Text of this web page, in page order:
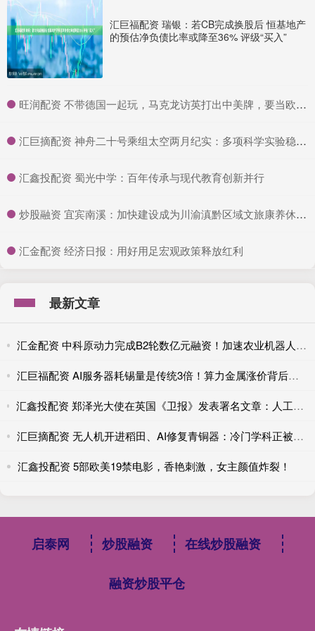
汇巨福配资 瑞银：若CB完成换股后 恒基地产
的预估净负债比率或降至36% 评级“买入”
​旺润配资 不带德国一起玩，马克龙访英打出中美牌，要当欧洲老大_法国_英法_英国
​汇巨摘配资 神舟二十号乘组太空两月纪实：多项科学实验稳步推进，探索宇宙奥秘
​汇鑫投配资 蜀光中学：百年传承与现代教育创新并行
​炒股融资 宜宾南溪：加快建设成为川渝滇黔区域文旅康养休闲旅游目的地
​汇金配资 经济日报：用好用足宏观政策释放红利
最新文章
汇金配资 中科原动力完成B2轮数亿元融资！加速农业机器人规模化应用
汇巨福配资 AI服务器耗锡量是传统3倍！算力金属涨价背后的真实供需账
汇鑫投配资 郑泽光大使在英国《卫报》发表署名文章：人工智能的未来取决于开放合作，中英合作互利共赢
汇巨摘配资 无人机开进稻田、AI修复青铜器：冷门学科正被技术‘破壁’，催生高薪新职业
汇鑫投配资 5部欧美19禁电影，香艳刺激，女主颜值炸裂！
启泰网 炒股融资 在线炒股融资
融资炒股平仓